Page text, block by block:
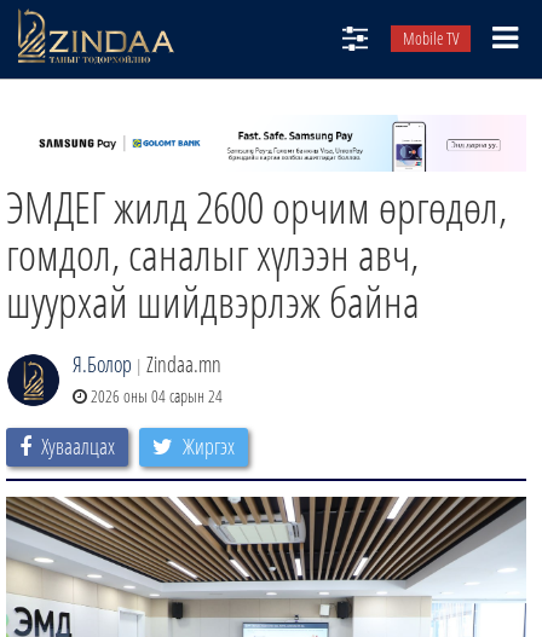
Mobile TV
ТВ8
ӨГЛӨӨНИЙ СОНИН
АУДИО ЗОХИОЛ
ЗИНДАА СЭТГҮҮЛ
ЭМДЕГ жилд 2600 орчим өргөдөл,
гомдол, саналыг хүлээн авч,
шуурхай шийдвэрлэж байна
Я.Болор | Zindaa.mn
2026 оны 04 сарын 24
Хуваалцах Жиргэх